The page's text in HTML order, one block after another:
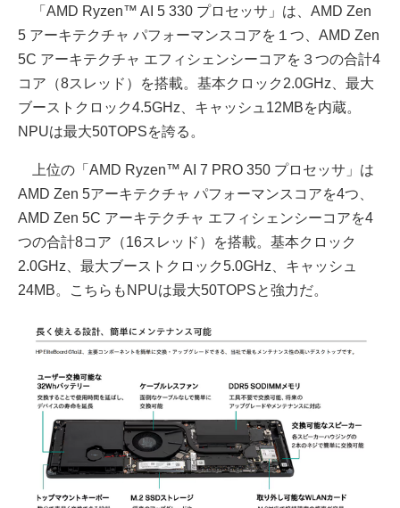
「AMD Ryzen™ AI 5 330 プロセッサ」は、AMD Zen
5 アーキテクチャ パフォーマンスコアを１つ、AMD Zen
5C アーキテクチャ エフィシェンシーコアを３つの合計4
コア（8スレッド）を搭載。基本クロック2.0GHz、最大
ブーストクロック4.5GHz、キャッシュ12MBを内蔵。
NPUは最大50TOPSを誇る。
上位の「AMD Ryzen™ AI 7 PRO 350 プロセッサ」は
AMD Zen 5アーキテクチャ パフォーマンスコアを4つ、
AMD Zen 5C アーキテクチャ エフィシェンシーコアを4
つの合計8コア（16スレッド）を搭載。基本クロック
2.0GHz、最大ブーストクロック5.0GHz、キャッシュ
24MB。こちらもNPUは最大50TOPSと強力だ。